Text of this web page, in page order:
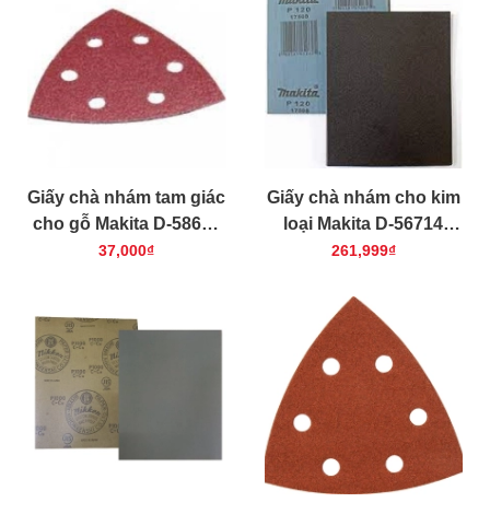
Giấy chà nhám tam giác
cho gỗ Makita D-58609
#100/94mm (10 cái/bộ)
37,000₫
Giấy chà nhám cho kim
loại Makita D-56714
230x280mm 50 cái/bộ
261,999₫